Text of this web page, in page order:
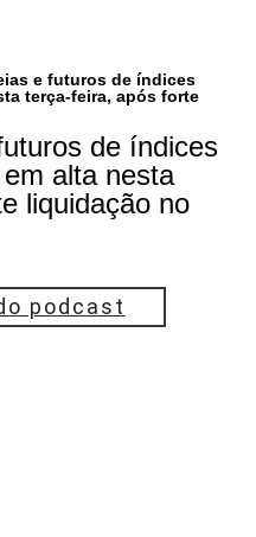
e futuros de índices
terça-feira, após forte
de índices
alta nesta
liquidação no
podcast